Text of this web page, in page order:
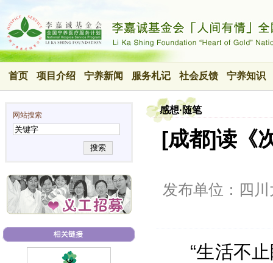
首页 项目介绍 宁养新闻 服务札记 社会反馈 宁养知识
网站搜索
搜索
感想·随笔
[成都]读《
发布单位：四
“生活不